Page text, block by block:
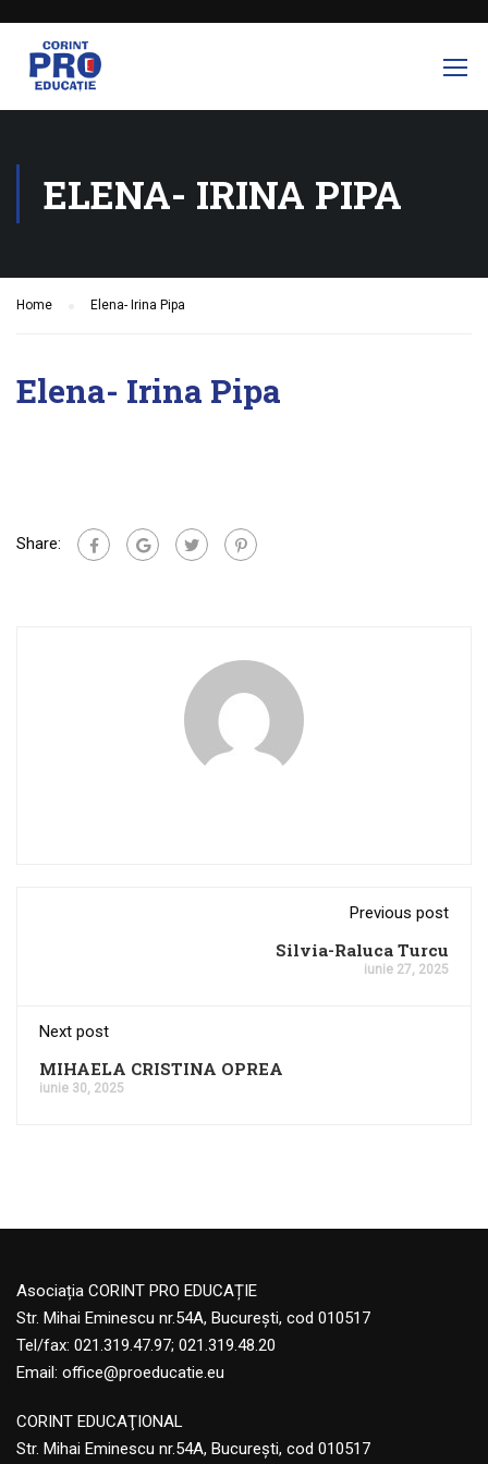
ELENA- IRINA PIPA
Home Elena- Irina Pipa
Elena- Irina Pipa
Share:
Previous post
Silvia-Raluca Turcu
iunie 27, 2025
Next post
MIHAELA CRISTINA OPREA
iunie 30, 2025
Asociația CORINT PRO EDUCAȚIE
Str. Mihai Eminescu nr.54A, București, cod 010517
Tel/fax: 021.319.47.97; 021.319.48.20
Email: office@proeducatie.eu
CORINT EDUCAŢIONAL
Str. Mihai Eminescu nr.54A, Bucureşti, cod 010517